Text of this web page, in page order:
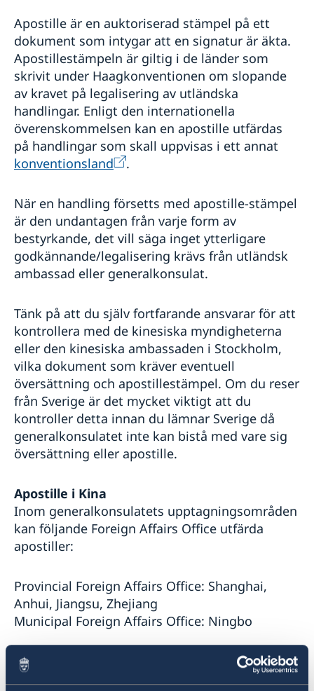
Apostille är en auktoriserad stämpel på ett
dokument som intygar att en signatur är äkta.
Apostillestämpeln är giltig i de länder som
skrivit under Haagkonventionen om slopande
av kravet på legalisering av utländska
handlingar. Enligt den internationella
överenskommelsen kan en apostille utfärdas
på handlingar som skall uppvisas i ett annat
konventionsland
.
När en handling försetts med apostille-stämpel
är den undantagen från varje form av
bestyrkande, det vill säga inget ytterligare
godkännande/legalisering krävs från utländsk
ambassad eller generalkonsulat.
Tänk på att du själv fortfarande ansvarar för att
kontrollera med de kinesiska myndigheterna
eller den kinesiska ambassaden i Stockholm,
vilka dokument som kräver eventuell
översättning och apostillestämpel. Om du reser
från Sverige är det mycket viktigt att du
kontroller detta innan du lämnar Sverige då
generalkonsulatet inte kan bistå med vare sig
översättning eller apostille.
Apostille i Kina
Inom generalkonsulatets upptagningsområden
kan följande Foreign Affairs Office utfärda
apostiller:
Provincial Foreign Affairs Office: Shanghai,
Anhui, Jiangsu, Zhejiang
Municipal Foreign Affairs Office: Ningbo
Mer information om Kinas tillträde till
konventionen finns på